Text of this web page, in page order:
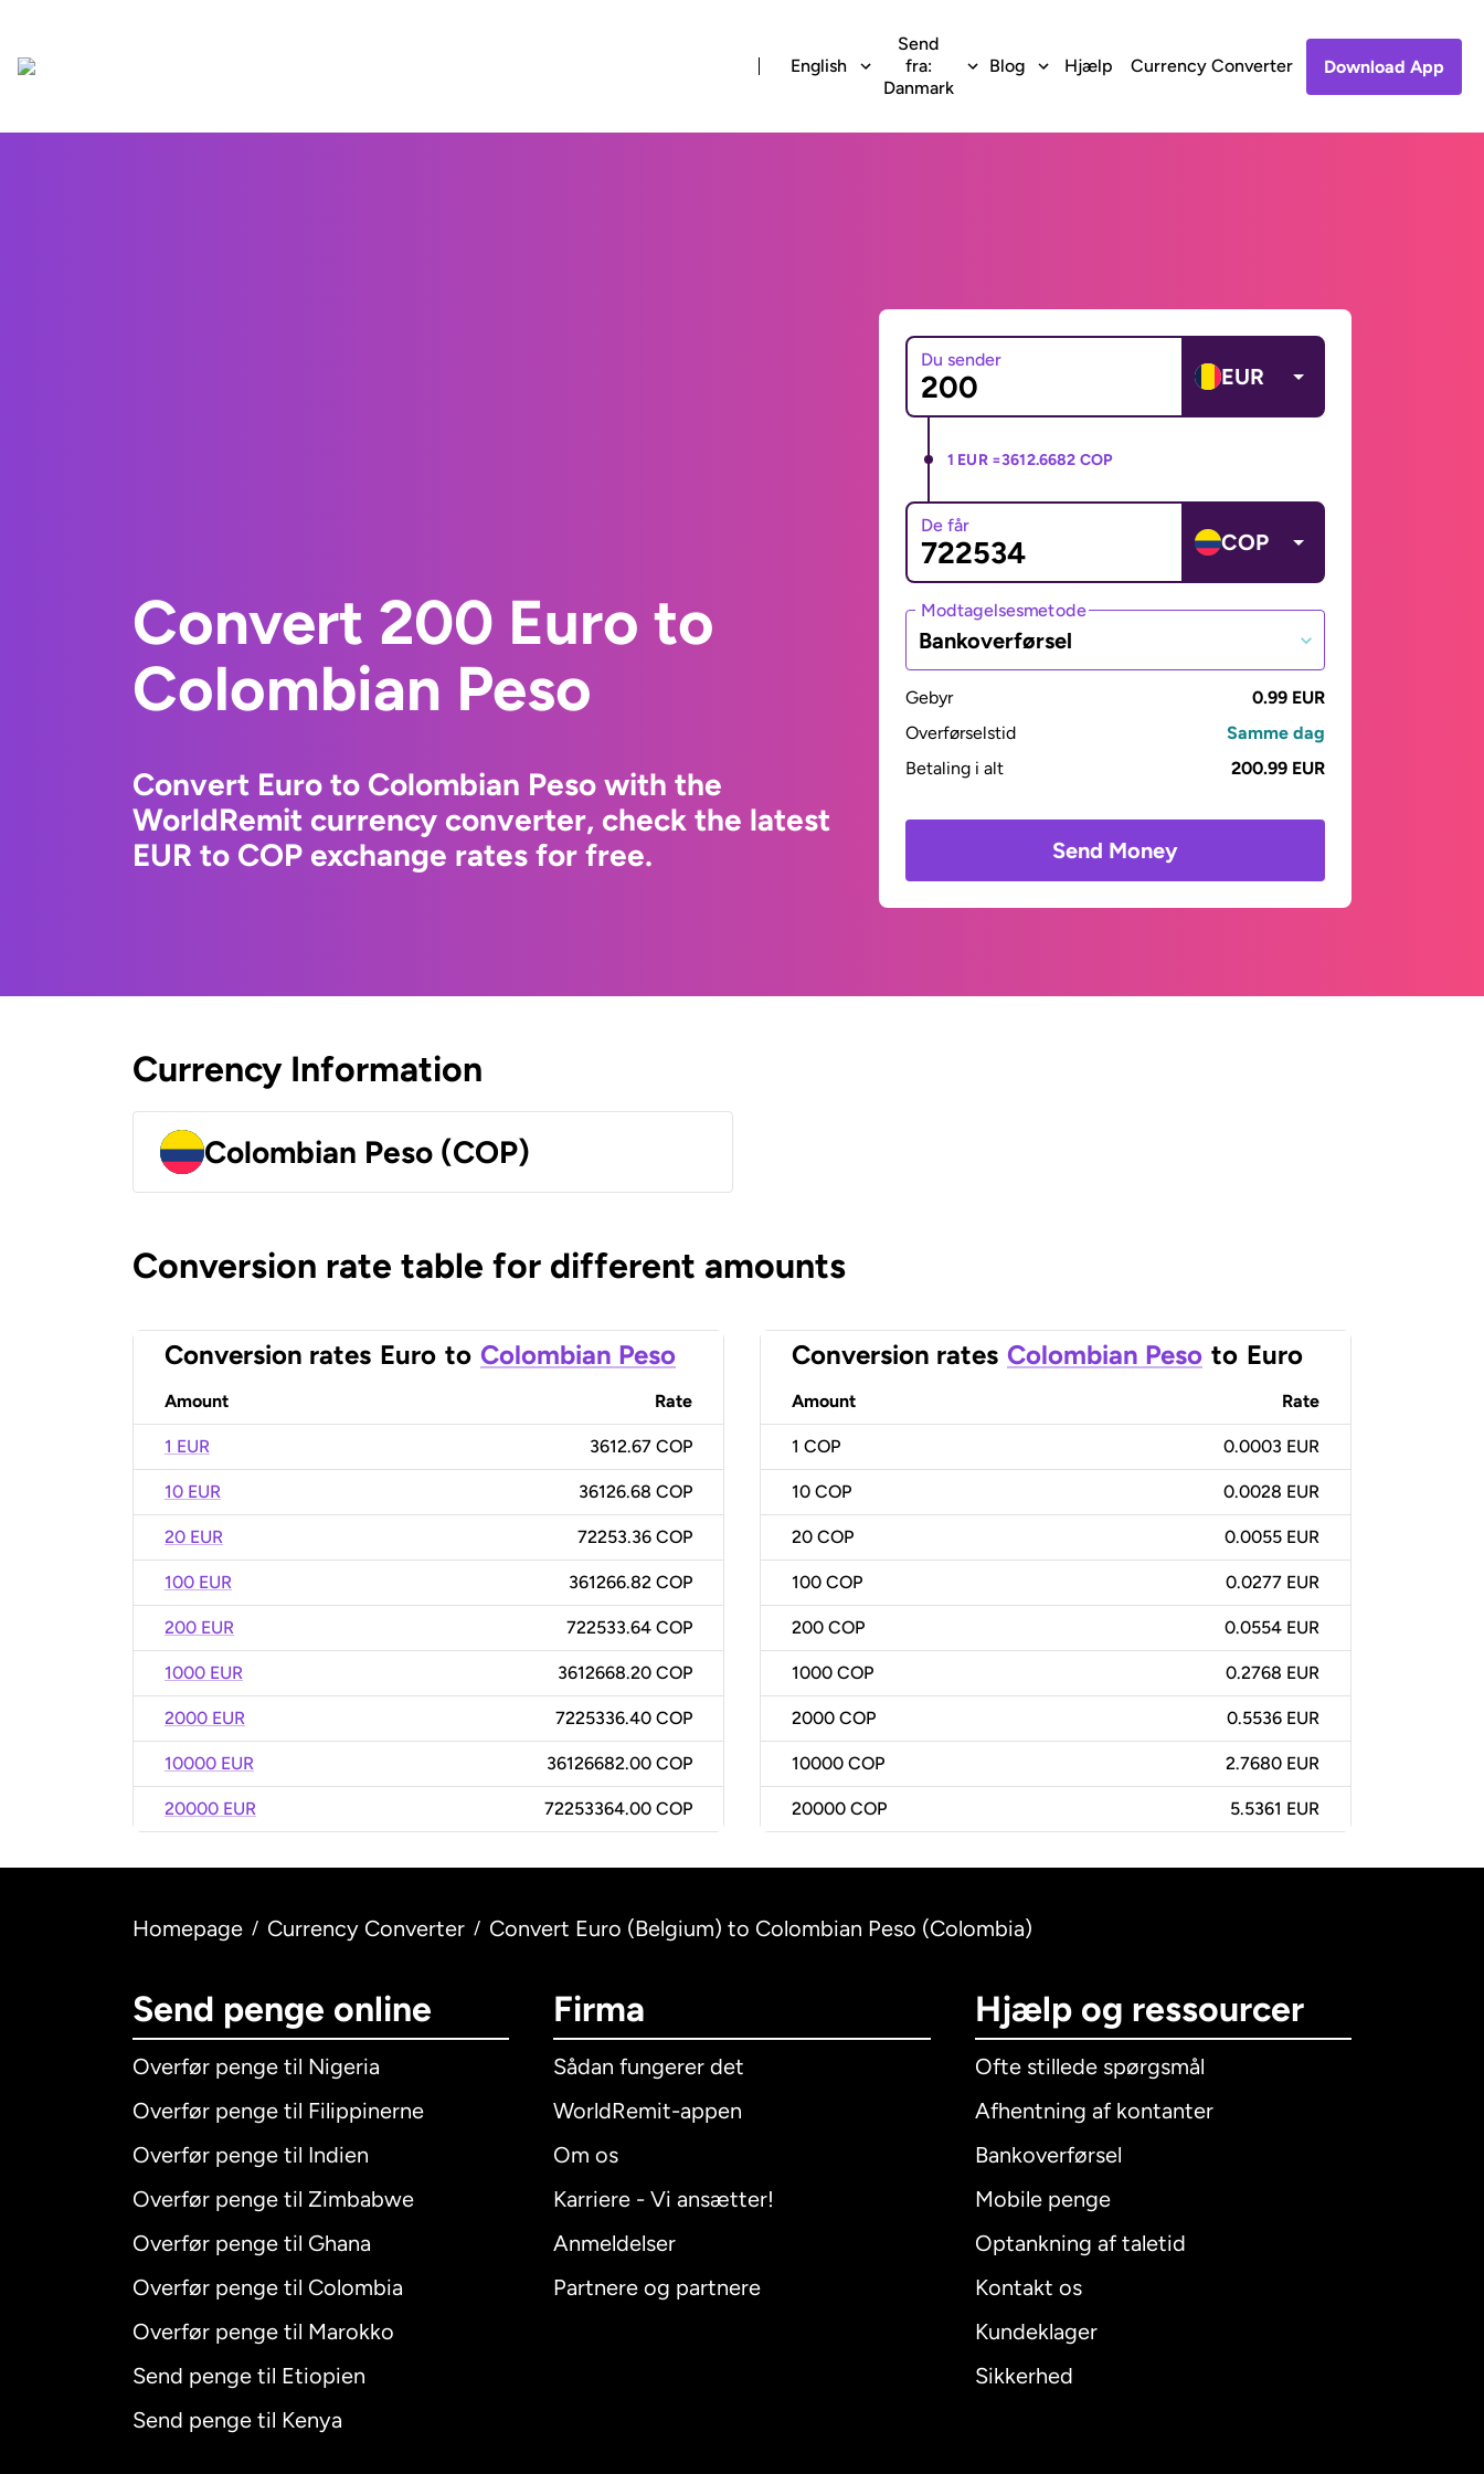
English
Send
fra:
Danmark
Blog Hjælp Currency Converter Download App
Convert 200 Euro to
Colombian Peso
Convert Euro to Colombian Peso with the
WorldRemit currency converter, check the latest
EUR to COP exchange rates for free.
Du sender
EUR
1 EUR =3612.6682 COP
De får
COP
Modtagelsesmetode
Bankoverførsel
Gebyr
0.99 EUR
Overførselstid
Samme dag
Betaling i alt
200.99 EUR
Send Money
Currency Information
Colombian Peso (COP)
Conversion rate table for different amounts
Conversion rates Euro to Colombian Peso
Amount Rate
1 EUR 3612.67 COP
10 EUR 36126.68 COP
20 EUR 72253.36 COP
100 EUR 361266.82 COP
200 EUR 722533.64 COP
1000 EUR 3612668.20 COP
2000 EUR 7225336.40 COP
10000 EUR 36126682.00 COP
20000 EUR 72253364.00 COP
Conversion rates Colombian Peso to Euro
Amount Rate
1 COP 0.0003 EUR
10 COP 0.0028 EUR
20 COP 0.0055 EUR
100 COP 0.0277 EUR
200 COP 0.0554 EUR
1000 COP 0.2768 EUR
2000 COP 0.5536 EUR
10000 COP 2.7680 EUR
20000 COP 5.5361 EUR
Homepage / Currency Converter / Convert Euro (Belgium) to Colombian Peso (Colombia)
Send penge online
Overfør penge til Nigeria
Overfør penge til Filippinerne
Overfør penge til Indien
Overfør penge til Zimbabwe
Overfør penge til Ghana
Overfør penge til Colombia
Overfør penge til Marokko
Send penge til Etiopien
Send penge til Kenya
Firma
Sådan fungerer det
WorldRemit-appen
Om os
Karriere - Vi ansætter!
Anmeldelser
Partnere og partnere
Hjælp og ressourcer
Ofte stillede spørgsmål
Afhentning af kontanter
Bankoverførsel
Mobile penge
Optankning af taletid
Kontakt os
Kundeklager
Sikkerhed